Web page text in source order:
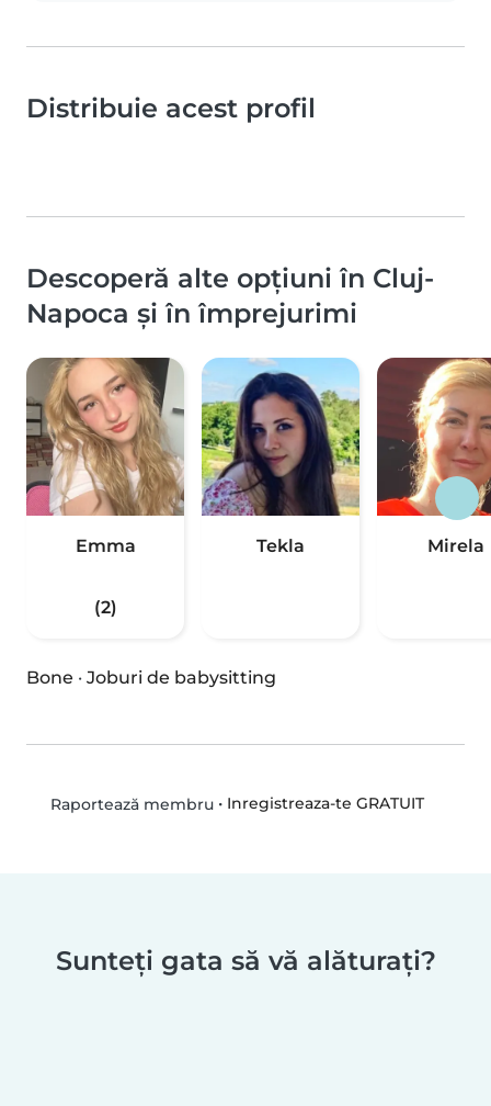
Distribuie acest profil
Descoperă alte opțiuni în Cluj-
Napoca și în împrejurimi
Emma
(2)
Tekla Mirela
Bone · Joburi de babysitting
Raportează membru• Inregistreaza-te GRATUIT
Sunteți gata să vă alăturați?